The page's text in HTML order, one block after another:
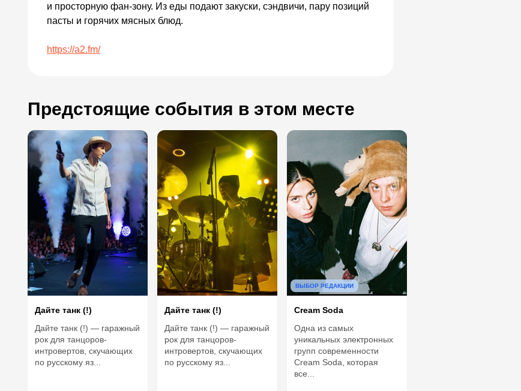
и просторную фан-зону. Из еды подают закуски, сэндвичи, пару позиций
пасты и горячих мясных блюд.
https://a2.fm/
Предстоящие события в этом месте
Дайте танк (!)
Дайте танк (!) — гаражный
рок для танцоров-
интровертов, скучающих
по русскому яз...
Дайте танк (!)
Дайте танк (!) — гаражный
рок для танцоров-
интровертов, скучающих
по русскому яз...
ВЫБОР РЕДАКЦИИ
Cream Soda
Одна из самых
уникальных электронных
групп современности
Cream Soda, которая
все...